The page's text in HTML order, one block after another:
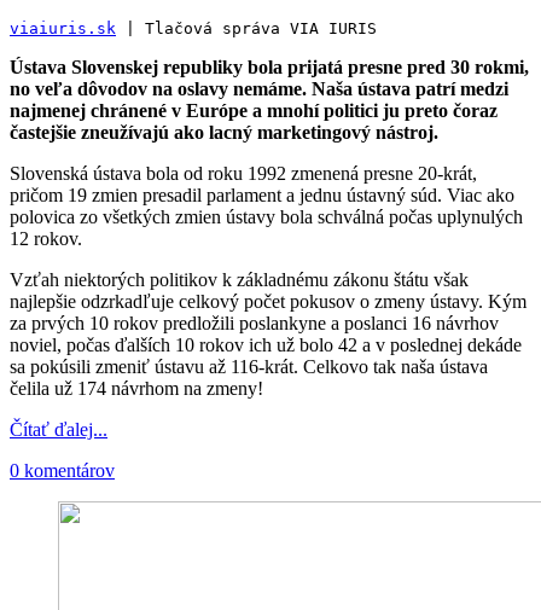
viaiuris.sk | Tlačová správa VIA IURIS
Ústava Slovenskej republiky bola prijatá presne pred 30 rokmi,
no veľa dôvodov na oslavy nemáme. Naša ústava patrí medzi
najmenej chránené v Európe a mnohí politici ju preto čoraz
častejšie zneužívajú ako lacný marketingový nástroj.
Slovenská ústava bola od roku 1992 zmenená presne 20-krát,
pričom 19 zmien presadil parlament a jednu ústavný súd. Viac ako
polovica zo všetkých zmien ústavy bola schválná počas uplynulých
12 rokov.
Vzťah niektorých politikov k základnému zákonu štátu však
najlepšie odzrkadľuje celkový počet pokusov o zmeny ústavy. Kým
za prvých 10 rokov predložili poslankyne a poslanci 16 návrhov
noviel, počas ďalších 10 rokov ich už bolo 42 a v poslednej dekáde
sa pokúsili zmeniť ústavu až 116-krát. Celkovo tak naša ústava
čelila už 174 návrhom na zmeny!
Čítať ďalej...
0 komentárov